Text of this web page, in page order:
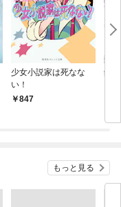
少女小説家は死なな
い！
847
銀
もっと見る